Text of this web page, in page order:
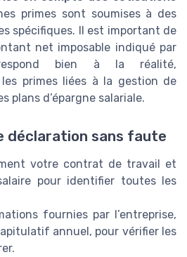
primes sont soumises à des
spécifiques. Il est important de
net imposable indiqué par
bien à la réalité,
primes liées à la gestion de
plans d’épargne salariale.
déclaration sans faute
votre contrat de travail et
pour identifier toutes les
fournies par l’entreprise,
annuel, pour vérifier les